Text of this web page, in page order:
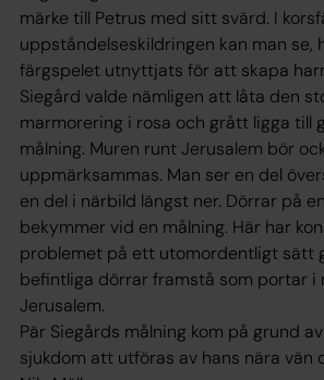
märke till Petrus med sitt svärd. I
uppståndelseskildringen kan man se,
färgspelet utnyttjats för att skapa
Siegård valde nämligen att låta den
marmorering i rosa och grått ligga till
målning. Muren runt Jerusalem bör
uppmärksammas. Man ser en del
en del i närbild längst ner. Dörrar på
bekymmer vid en målning. Här har
problemet på ett utomordentligt sätt
befintliga dörrar framstå som portar i
Jerusalem.
Pär Siegårds målning kom på grund
sjukdom att utföras av hans nära vän